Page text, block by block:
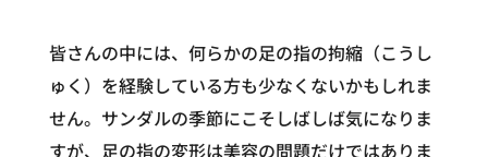
皆さんの中には、何らかの足の指の拘縮（こうし
ゅく）を経験している方も少なくないかもしれま
せん。サンダルの季節にこそしばしば気になりま
すが、足の指の変形は美容の問題だけではありま